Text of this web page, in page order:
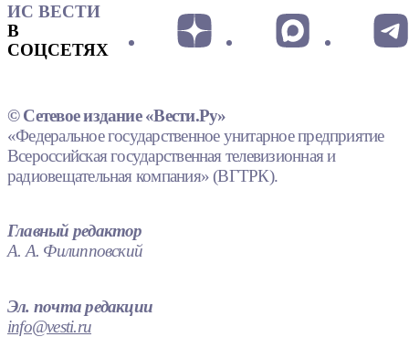
ИС ВЕСТИ
В
СОЦСЕТЯХ
© Сетевое издание «Вести.Ру»
«Федеральное государственное унитарное предприятие
Всероссийская государственная телевизионная и
радиовещательная компания» (ВГТРК).
Главный редактор
А. А. Филипповский
Эл. почта редакции
info@vesti.ru